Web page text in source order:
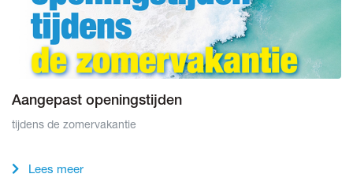
Aangepast openingstijden
tijdens de zomervakantie
Lees meer